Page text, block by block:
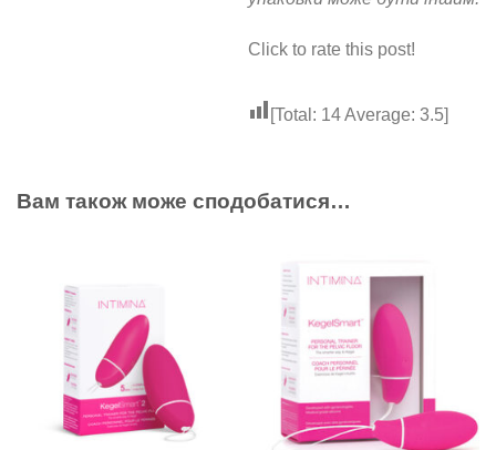
Click to rate this post!
[Total: 14Average: 3.5]
Вам також може сподобатися…